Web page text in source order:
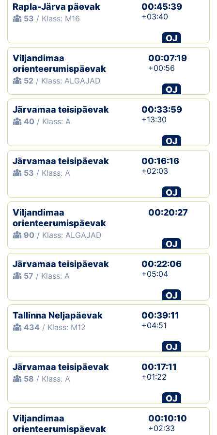
Rapla-Järva päevak
53 / Klass: M16
00:45:39
+03:40
OJ
Viljandimaa
orienteerumispäevak
52 / Klass: ALGAJAD
00:07:19
+00:56
OJ
Järvamaa teisipäevak
40 / Klass: A
00:33:59
+13:30
OJ
Järvamaa teisipäevak
53 / Klass: A
00:16:16
+02:03
OJ
Viljandimaa
orienteerumispäevak
90 / Klass: ALGAJAD
00:20:27
OJ
Järvamaa teisipäevak
57 / Klass: A
00:22:06
+05:04
OJ
Tallinna Neljapäevak
434 / Klass: M12
00:39:11
+04:51
OJ
Järvamaa teisipäevak
58 / Klass: A
00:17:11
+01:22
OJ
Viljandimaa
orienteerumispäevak
00:10:10
+02:33